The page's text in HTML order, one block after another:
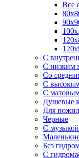
Все
С
C низким
Со
С
С
Душевые
Для
Черные
С музыкой
Без
С